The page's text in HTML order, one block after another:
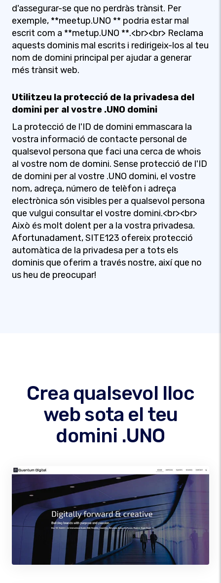
d'assegurar-se que no perdràs trànsit. Per
exemple, **meetup.UNO ** podria estar mal
escrit com a **metup.UNO **.<br><br> Reclama
aquests dominis mal escrits i redirigeix-los al teu
nom de domini principal per ajudar a generar
més trànsit web.
Utilitzeu la protecció de la privadesa del
domini per al vostre .UNO domini
La protecció de l'ID de domini emmascara la
vostra informació de contacte personal de
qualsevol persona que faci una cerca de whois
al vostre nom de domini. Sense protecció de l'ID
de domini per al vostre .UNO domini, el vostre
nom, adreça, número de telèfon i adreça
electrònica són visibles per a qualsevol persona
que vulgui consultar el vostre domini.<br><br>
Això és molt dolent per a la vostra privadesa.
Afortunadament, SITE123 ofereix protecció
automàtica de la privadesa per a tots els
dominis que oferim a través nostre, així que no
us heu de preocupar!
Crea qualsevol lloc
web sota el teu
domini .UNO